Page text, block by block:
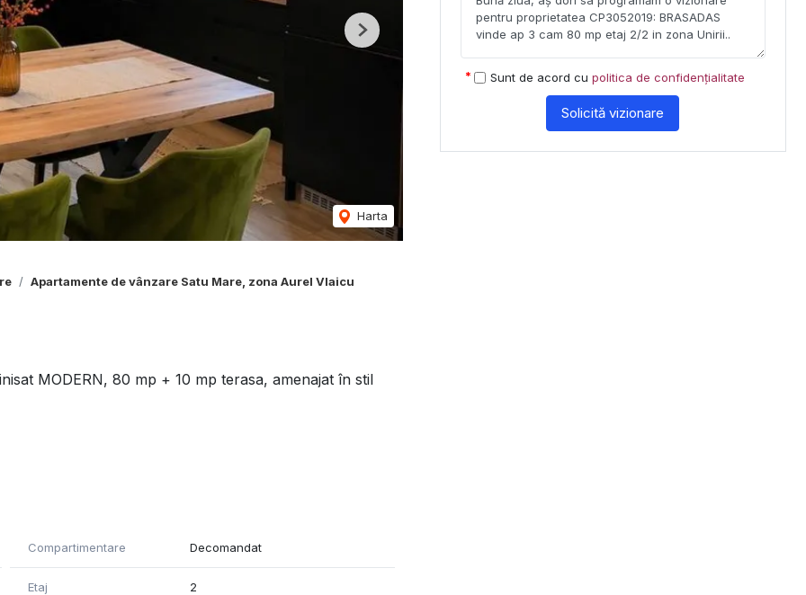
Harta
Next
Apartamente de vânzare Satu Mare, zona Aurel Vlaicu
MODERN, 80 mp + 10 mp terasa, amenajat în stil
Compartimentare Decomandat
Etaj 2
Sunt de acord cu politica de confidențialitate
Solicită vizionare